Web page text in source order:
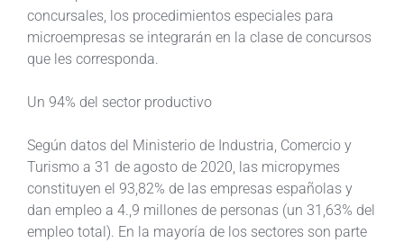
concursales, los procedimientos especiales para
microempresas se integrarán en la clase de concursos
que les corresponda.
Un 94% del sector productivo
Según datos del Ministerio de Industria, Comercio y
Turismo a 31 de agosto de 2020, las micropymes
constituyen el 93,82% de las empresas españolas y
dan empleo a 4.,9 millones de personas (un 31,63% del
empleo total). En la mayoría de los sectores son parte